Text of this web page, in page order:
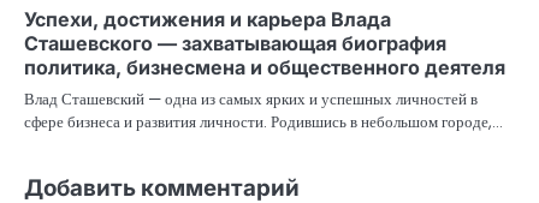
Успехи, достижения и карьера Влада
Сташевского — захватывающая биография
политика, бизнесмена и общественного деятеля
Влад Сташевский — одна из самых ярких и успешных личностей в
сфере бизнеса и развития личности. Родившись в небольшом городе,…
Добавить комментарий